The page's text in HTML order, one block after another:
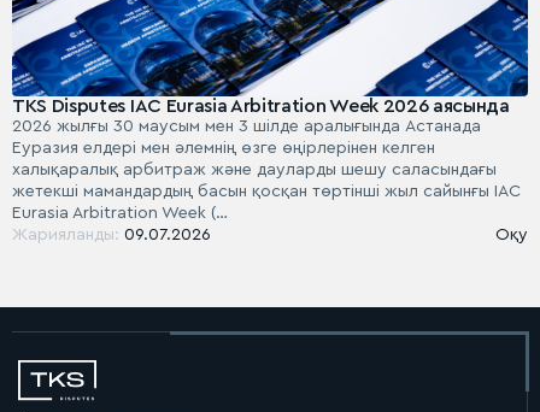
TKS Disputes IAC Eurasia Arbitration Week 2026 аясында
2026 жылғы 30 маусым мен 3 шілде аралығында Астанада
Еуразия елдері мен әлемнің өзге өңірлерінен келген
халықаралық арбитраж және дауларды шешу саласындағы
жетекші мамандардың басын қосқан төртінші жыл сайынғы IAC
Eurasia Arbitration Week (…
Жарияланды: 09.07.2026 Оқу